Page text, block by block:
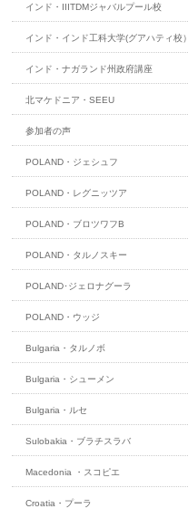
インド・IIITDMジャバルプール校
インド・インド工科大学(グアハティ校）
インド・ナガランド州政府講座
北マケドニア・SEEU
参加者の声
POLAND・ジェシュフ
POLAND・レグニッツア
POLAND・ブロツワフB
POLAND・タルノスキー
POLAND･ジェロナグーラ
POLAND・ウッジ
Bulgaria・タルノボ
Bulgaria・シューメン
Bulgaria・ルセ
Sulobakia・ブラチスラバ
Macedonia ・スコピエ
Croatia・プーラ